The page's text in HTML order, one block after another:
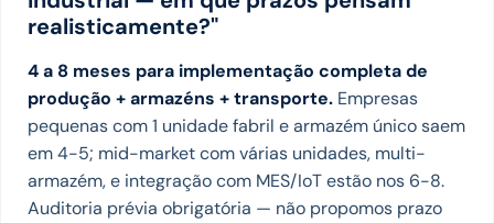
realisticamente?"
4 a 8 meses para implementação completa de
produção + armazéns + transporte. Empresas
pequenas com 1 unidade fabril e armazém único saem
em 4-5; mid-market com várias unidades, multi-
armazém, e integração com MES/IoT estão nos 6-8.
Auditoria prévia obrigatória — não propomos prazo